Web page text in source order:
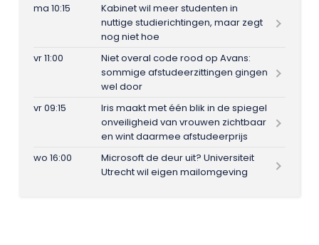
ma 10:15
Kabinet wil meer studenten in
nuttige studierichtingen, maar zegt
nog niet hoe
vr 11:00
Niet overal code rood op Avans:
sommige afstudeerzittingen gingen
wel door
vr 09:15
Iris maakt met één blik in de spiegel
onveiligheid van vrouwen zichtbaar
en wint daarmee afstudeerprijs
wo 16:00
Microsoft de deur uit? Universiteit
Utrecht wil eigen mailomgeving